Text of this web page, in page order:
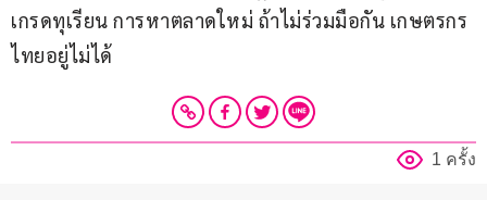
เกรดทุเรียน การหาตลาดใหม่ ถ้าไม่ร่วมมือกัน เกษตรกร
ไทยอยู่ไม่ได้
1 ครั้ง